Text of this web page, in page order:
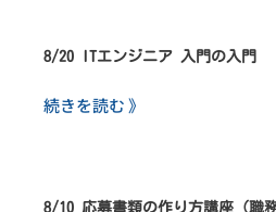
8/20 ITエンジニア 入門の入門
続きを読む 》
8/10 応募書類の作り方講座（職務